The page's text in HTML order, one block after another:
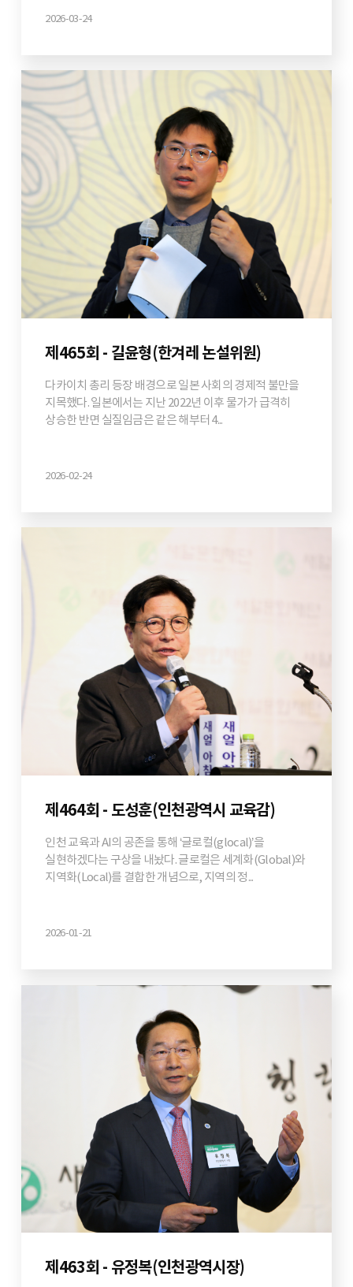
2026-03-24
제465회 - 길윤형(한겨레 논설위원)
다카이치 총리 등장 배경으로 일본 사회의 경제적 불만을
지목했다. 일본에서는 지난 2022년 이후 물가가 급격히
상승한 반면 실질임금은 같은 해부터 4...
2026-02-24
제464회 - 도성훈(인천광역시 교육감)
인천 교육과 AI의 공존을 통해 ‘글로컬(glocal)’을
실현하겠다는 구상을 내놨다. 글로컬은 세계화(Global)와
지역화(Local)를 결합한 개념으로, 지역의 정...
2026-01-21
제463회 - 유정복(인천광역시장)